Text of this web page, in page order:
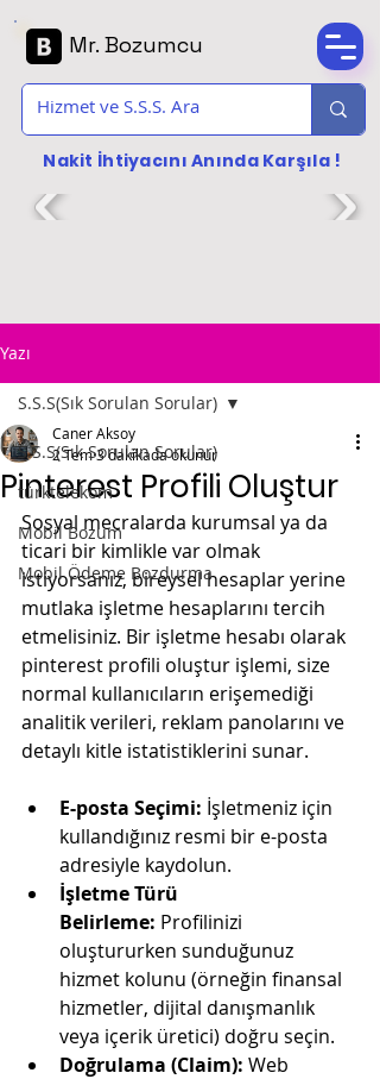
Mr. Bozumcu
Nakit İhtiyacını Anında Karşıla !
Yazı
S.S.S(Sık Sorulan Sorular)
türktelekom
Mobil Bozum
Mobil Ödeme Bozdurma
S.S.S(Sık Sorulan Sorular)
Pinterest Profili Oluştur
Caner Aksoy
2 Tem3 dakikada okunur
Sosyal mecralarda kurumsal ya da
ticari bir kimlikle var olmak
istiyorsanız, bireysel hesaplar yerine
mutlaka işletme hesaplarını tercih
etmelisiniz. Bir işletme hesabı olarak
pinterest profili oluştur işlemi, size
normal kullanıcıların erişemediği
analitik verileri, reklam panolarını ve
detaylı kitle istatistiklerini sunar.
E-posta Seçimi: İşletmeniz için
kullandığınız resmi bir e-posta
adresiyle kaydolun.
İşletme Türü
Belirleme: Profilinizi
oluştururken sunduğunuz
hizmet kolunu (örneğin finansal
hizmetler, dijital danışmanlık
veya içerik üretici) doğru seçin.
Doğrulama (Claim): Web